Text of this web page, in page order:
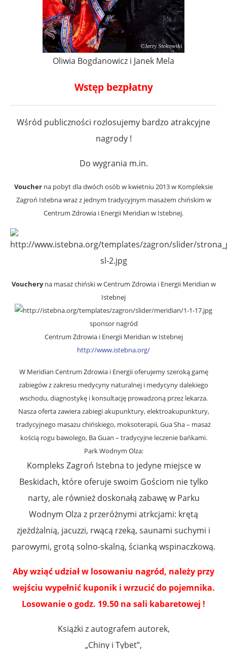
Oliwia Bogdanowicz i Janek Mela
Wstęp bezpłatny
Wśród publiczności rozlosujemy bardzo atrakcyjne
nagrody !
Do wygrania m.in.
Voucher na pobyt dla dwóch osób w kwietniu 2013 w Kompleksie
Zagroń Istebna wraz z jednym tradycyjnym masażem chińskim w
Centrum Zdrowia i Energii Meridian w Istebnej.
Voucheryna masaż chiński w Centrum Zdrowia i Energii Meridian w
Istebnej
sponsor nagród
Centrum Zdrowia i Energii Meridian w Istebnej
http://www.istebna.org/
W Meridian Centrum Zdrowia i Energii oferujemy szeroką gamę
zabiegów z zakresu medycyny naturalnej i medycyny dalekiego
wschodu, diagnostykę i konsultację prowadzoną przez lekarza.
Nasza oferta zawiera zabiegi akupunktury, elektroakupunktury,
tradycyjnego masazu chińskiego, moksoterapii, Gua Sha – masaż
kością rogu bawolego, Ba Guan – tradycyjne leczenie bańkami.
Park Wodnym Olza:
Kompleks Zagroń Istebna to jedyne miejsce w
Beskidach, które oferuje swoim Gościom nie tylko
narty, ale również doskonałą zabawę w Parku
Wodnym Olza z przeróżnymi atrkcjami: krętą
zjeżdżalnią, jacuzzi, rwącą rzeką, saunami suchymi i
parowymi, grotą solno-skalną, ścianką wspinaczkową.
Aby wziąć udział w losowaniu nagród, należy przy
wejściu wypełnić kuponik i wrzucić do pojemnika.
Losowanie o godz. 19.50 na sali kabaretowej !
Książki z autografem autorek,
„Chiny i Tybet”,